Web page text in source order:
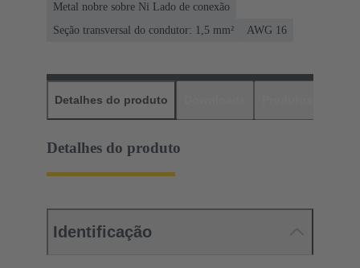
Metal nobre sobre Ni Lado de conexão
Seção transversal do condutor: 1,5 mm²
AWG 16
Detalhes do produto
Detalhes do produto
Identificação